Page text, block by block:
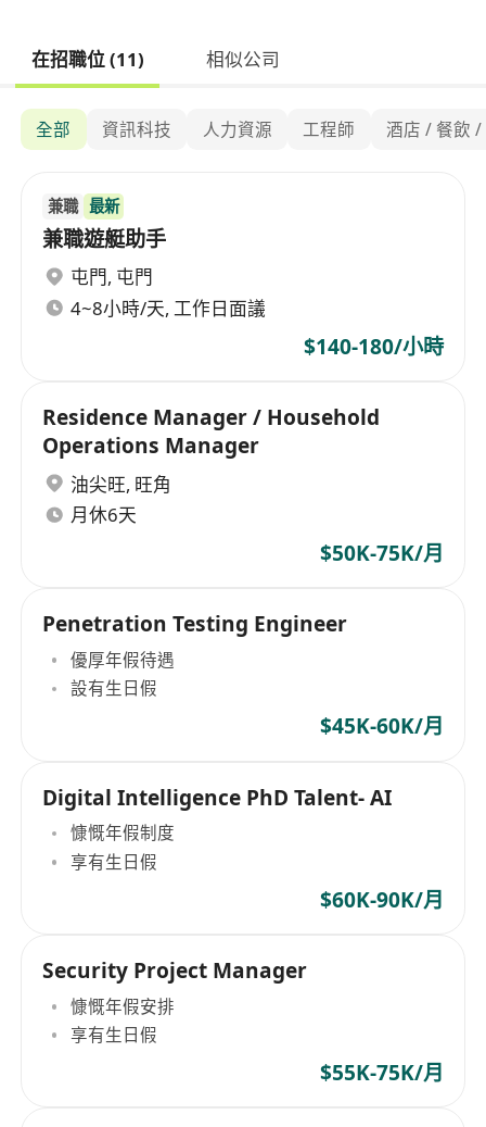
在招職位 (11) 相似公司
全部 資訊科技 人力資源 工程師 酒店 / 餐飲 /
兼職 最新
兼職遊艇助手
屯門, 屯門
4~8小時/天, 工作日面議
$140-180/小時
Residence Manager / Household
Operations Manager
油尖旺, 旺角
月休6天
$50K-75K/月
Penetration Testing Engineer
優厚年假待遇
設有生日假
$45K-60K/月
Digital Intelligence PhD Talent- AI
慷慨年假制度
享有生日假
$60K-90K/月
Security Project Manager
慷慨年假安排
享有生日假
$55K-75K/月